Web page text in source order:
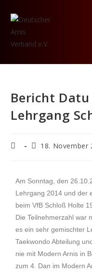
Bericht
Lehrgang
18. November
Am Sonntag, den
Lehrgang 2014 und der
beim VfB Schloß Holte
Die Teilnehmerzahl war
es ein sehr gemischter
Taekwondo Abteilung
nie mit Modern Arnis in
zum 4. Dan im Modern